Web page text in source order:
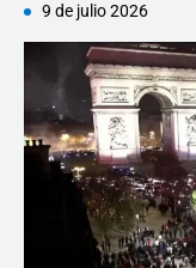
9 de julio 2026